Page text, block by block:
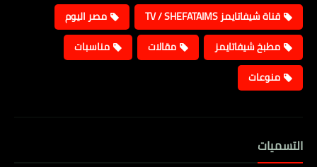
قناة شيفاتايمز TV / SHEFATAIMS
مصر اليوم
مطبخ شيفاتايمز
مقالات
مناسبات
منوعات
التسميات